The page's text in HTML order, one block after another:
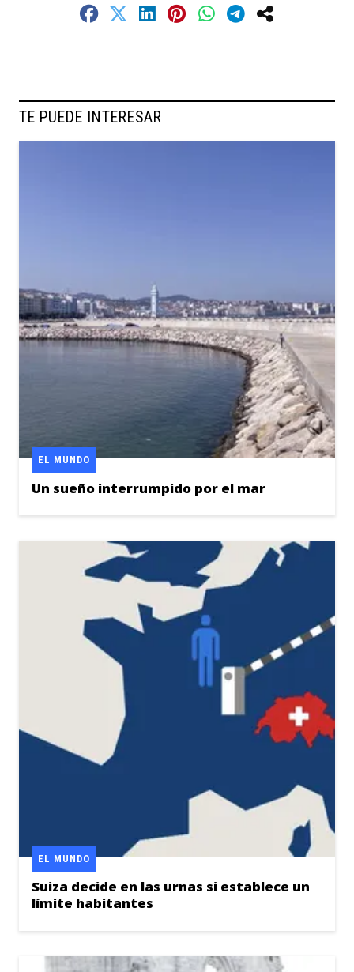
TE PUEDE INTERESAR
Un sueño interrumpido por el mar
EL MUNDO
Suiza decide en las urnas si establece un
límite habitantes
EL MUNDO